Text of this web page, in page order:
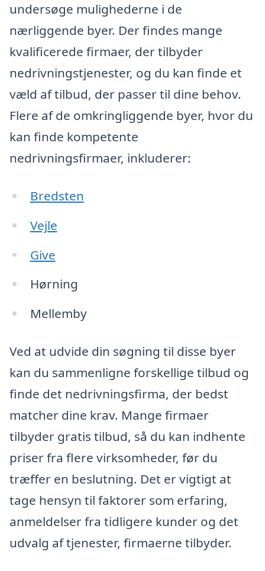
undersøge mulighederne i de
nærliggende byer. Der findes mange
kvalificerede firmaer, der tilbyder
nedrivningstjenester, og du kan finde et
væld af tilbud, der passer til dine behov.
Flere af de omkringliggende byer, hvor du
kan finde kompetente
nedrivningsfirmaer, inkluderer:
Bredsten
Vejle
Give
Hørning
Mellemby
Ved at udvide din søgning til disse byer
kan du sammenligne forskellige tilbud og
finde det nedrivningsfirma, der bedst
matcher dine krav. Mange firmaer
tilbyder gratis tilbud, så du kan indhente
priser fra flere virksomheder, før du
træffer en beslutning. Det er vigtigt at
tage hensyn til faktorer som erfaring,
anmeldelser fra tidligere kunder og det
udvalg af tjenester, firmaerne tilbyder.